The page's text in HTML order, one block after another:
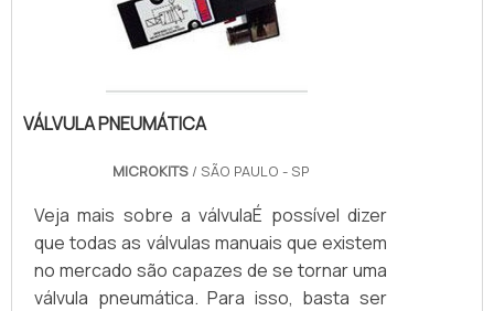
pontos e o tama.
VÁLVULA PNEUMÁTICA
MICROKITS/ SÃO PAULO - SP
Veja mais sobre a válvulaÉ possível dizer
que todas as válvulas manuais que existem
no mercado são capazes de se tornar uma
válvula pneumática. Para isso, basta ser